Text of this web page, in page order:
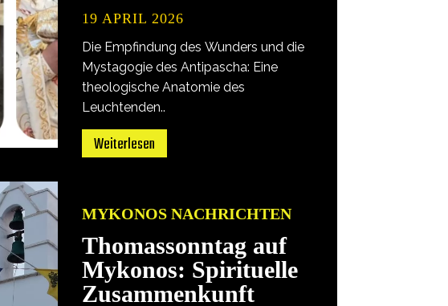
19 APRIL 2026
Die Empfindung des Wunders und die
Mystagogie des Antipascha: Eine
theologische Anatomie des
Leuchtenden..
Weiterlesen
MYKONOS NACHRICHTEN
Thomassonntag auf
Mykonos: Spirituelle
Zusammenkunft